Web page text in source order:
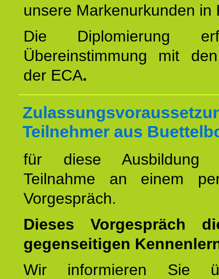
unsere Markenurkunden in
Die Diplomierung
Übereinstimmung mit
der ECA.
Teilnehmer aus
für diese
Teilnahme an einem
Vorgespräch.
Dieses Vorgespräch
gegenseitigen
Wir informieren Sie